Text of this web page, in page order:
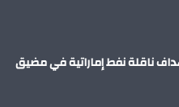
ناقلة نفط إماراتية في مضيق